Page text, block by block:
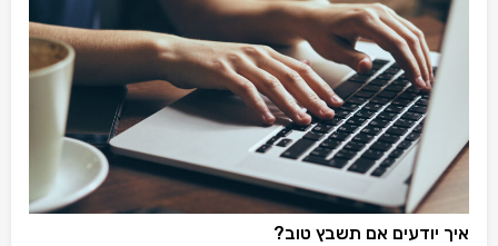
איך יודעים אם תשבץ טוב?